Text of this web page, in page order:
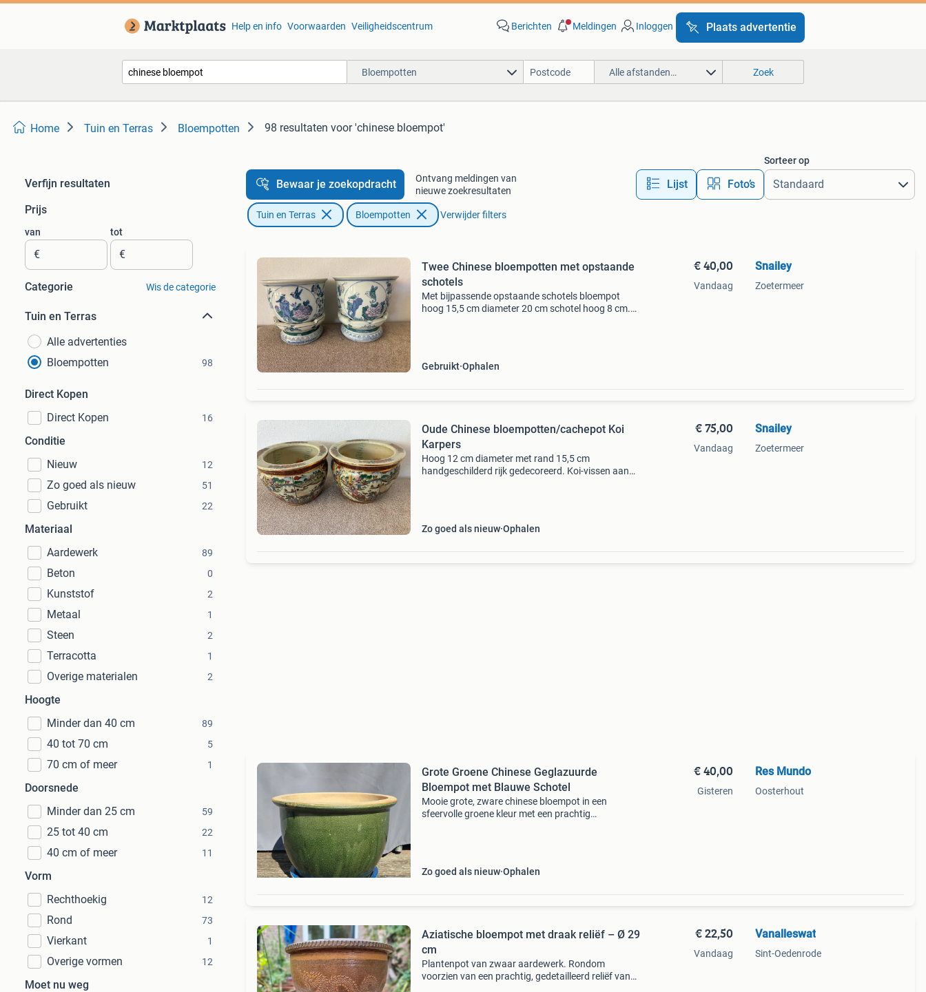
Help en info Voorwaarden Veiligheidscentrum Berichten Meldingen Inloggen Plaats advertentie
Bloempotten Alle afstanden… Zoek
Home Tuin en Terras Bloempotten 98 resultaten voor 'chinese bloempot'
Verfijn resultaten
Prijs
van
€
tot
€
Categorie Wis de categorie
Tuin en Terras
Alle advertenties
Bloempotten
98
Direct Kopen
Direct Kopen
16
Conditie
Nieuw
12
Zo goed als nieuw 51
Gebruikt 22
Materiaal
Aardewerk
89
Beton 0
Kunststof 2
Metaal 1
Steen 2
Terracotta 1
Overige materialen 2
Hoogte
Minder dan 40 cm
89
40 tot 70 cm 5
70 cm of meer 1
Doorsnede
Minder dan 25 cm
59
25 tot 40 cm 22
40 cm of meer 11
Vorm
Rechthoekig
12
Rond 73
Vierkant 1
Overige vormen 12
Moet nu weg
Bewaar je zoekopdracht
Ontvang meldingen van
nieuwe zoekresultaten
Lijst Foto’s
Sorteer op
Tuin en Terras Bloempotten Verwijder filters
Twee Chinese bloempotten met opstaande
schotels
Met bijpassende opstaande schotels bloempot
hoog 15,5 cm diameter 20 cm schotel hoog 8 cm.
Gebruikt Ophalen
€ 40,00
Vandaag
Snailey
Zoetermeer
Oude Chinese bloempotten/cachepot Koi
Karpers
Hoog 12 cm diameter met rand 15,5 cm
handgeschilderd rijk gedecoreerd. Koi-vissen aan
Zo goed als nieuw Ophalen
€ 75,00
Vandaag
Snailey
Zoetermeer
Grote Groene Chinese Geglazuurde
Bloempot met Blauwe Schotel
Mooie grote, zware chinese bloempot in een
sfeervolle groene kleur met een prachtig
Zo goed als nieuw Ophalen
€ 40,00
Gisteren
Res Mundo
Oosterhout
Aziatische bloempot met draak reliëf – Ø 29
cm
Plantenpot van zwaar aardewerk. Rondom
voorzien van een prachtig, gedetailleerd reliëf van
€ 22,50
Vandaag
Vanalleswat
Sint-Oedenrode